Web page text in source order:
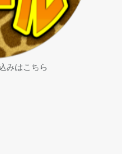
みはこちら